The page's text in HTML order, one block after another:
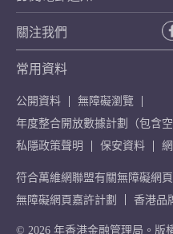
關注我們
常用資料
公開資料
無障礙瀏覽
年度整合開放數據計劃（包含空
私隱政策聲明
保安資料
符合萬維網聯盟有關無障礙網
無障礙網頁嘉許計劃
香港品
© 2026 年香港金融管理局。版